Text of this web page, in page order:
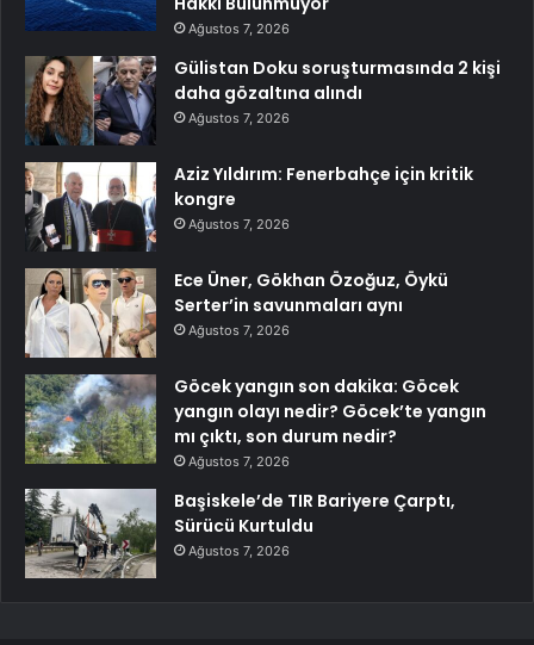
Ağustos 7, 2026
Gülistan Doku soruşturmasında 2 kişi
daha gözaltına alındı
Ağustos 7, 2026
Aziz Yıldırım: Fenerbahçe için kritik
kongre
Ağustos 7, 2026
Ece Üner, Gökhan Özoğuz, Öykü
Serter’in savunmaları aynı
Ağustos 7, 2026
Göcek yangın son dakika: Göcek
yangın olayı nedir? Göcek’te yangın
mı çıktı, son durum nedir?
Ağustos 7, 2026
Başiskele’de TIR Bariyere Çarptı,
Sürücü Kurtuldu
Ağustos 7, 2026